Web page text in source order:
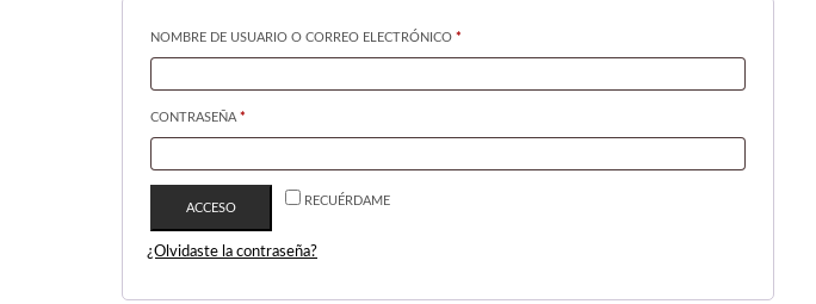
NOMBRE DE USUARIO O CORREO ELECTRÓNICO *
CONTRASEÑA *
RECUÉRDAME
ACCESO
¿Olvidaste la contraseña?